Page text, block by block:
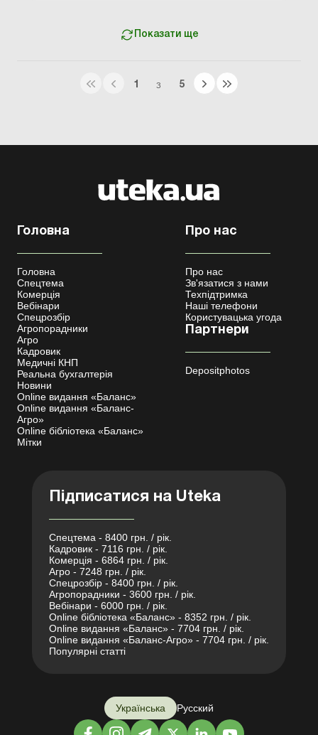
Показати ще
1 З 5
Головна
Головна
Спецтема
Комерція
Вебінари
Спецрозбір
Агропорадники
Агро
Кадровик
Медичні КНП
Реальна бухгалтерія
Новини
Online видання «Баланс»
Online видання «Баланс-
Агро»
Online бібліотека «Баланс»
Мітки
Про нас
Про нас
Зв'язатися з нами
Техпідтримка
Наші телефони
Користувацька угода
Партнери
Depositphotos
Підписатися на Uteka
Спецтема - 8400 грн. / рік.
Кадровик - 7116 грн. / рік.
Комерція - 6864 грн. / рік.
Агро - 7248 грн. / рік.
Спецрозбір - 8400 грн. / рік.
Агропорадники - 3600 грн. / рік.
Вебінари - 6000 грн. / рік.
Online бібліотека «Баланс» - 8352 грн. / рік.
Online видання «Баланс» - 7704 грн. / рік.
Online видання «Баланс-Агро» - 7704 грн. / рік.
Популярні статті
Українська Русский